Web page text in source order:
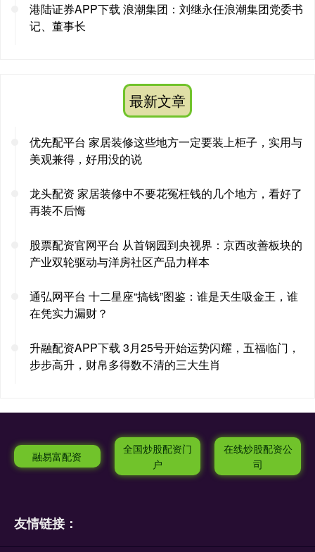
港陆证券APP下载 浪潮集团：刘继永任浪潮集团党委书
记、董事长
最新文章
优先配平台 家居装修这些地方一定要装上柜子，实用与
美观兼得，好用没的说
龙头配资 家居装修中不要花冤枉钱的几个地方，看好了
再装不后悔
股票配资官网平台 从首钢园到央视界：京西改善板块的
产业双轮驱动与洋房社区产品力样本
通弘网平台 十二星座“搞钱”图鉴：谁是天生吸金王，谁
在凭实力漏财？
升融配资APP下载 3月25号开始运势闪耀，五福临门，
步步高升，财帛多得数不清的三大生肖
融易富配资
全国炒股配资门
户
在线炒股配资公
司
友情链接：